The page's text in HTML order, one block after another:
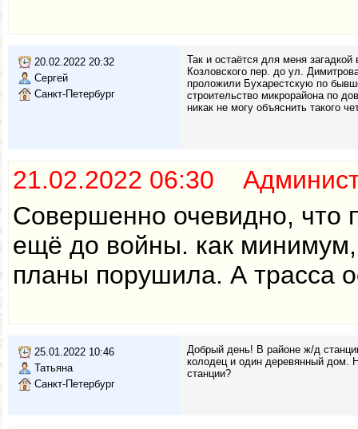
20.02.2022 20:32
Сергей
Санкт-Петербург
Так и остаётся для меня
Козловского пер. до ул.
проложили Бухарестскую по
строительство микрорайона по
никак не могу объяснить такого
21.02.2022 06:30
Совершенно очевидно, что
ещё до войны. как минимум,
планы порушила. А трасса
25.01.2022 10:46
Татьяна
Санкт-Петербург
Добрый день! В районе ж/д
колодец и один деревянный дом.
станции?